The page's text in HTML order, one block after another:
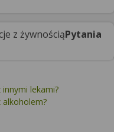
z żywnościąPytania
lekami?
alkoholem?